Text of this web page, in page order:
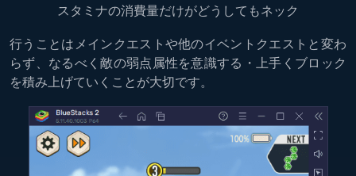
スタミナの消費量だけがどうしてもネック
行うことはメインクエストや他のイベントクエストと変わ
らず、なるべく敵の弱点属性を意識する・上手くブロック
を積み上げていくことが大切です。